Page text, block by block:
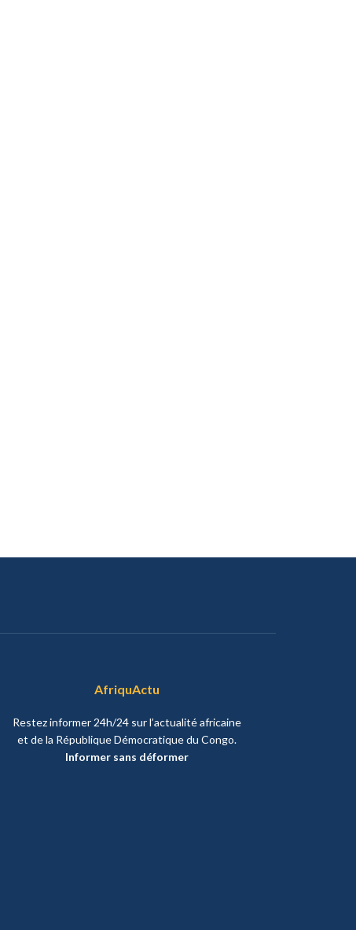
AfriquActu
Restez informer 24h/24 sur l’actualité africaine
et de la République Démocratique du Congo.
Informer sans déformer